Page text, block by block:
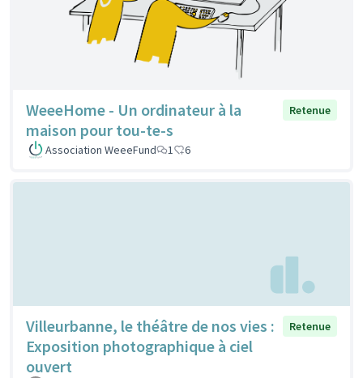
WeeeHome - Un ordinateur à la
maison pour tou-te-s
Retenue
Association WeeeFund 1 6
Villeurbanne, le théâtre de nos vies :
Exposition photographique à ciel
ouvert
Retenue